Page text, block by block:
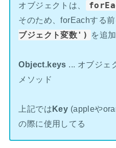
オブジェクトは、
そのため、forEachする前
ブジェクト変数')
を追加
Object.keys ... オブジェ
メソッド
上記ではKey (appleや
の際に使用してる